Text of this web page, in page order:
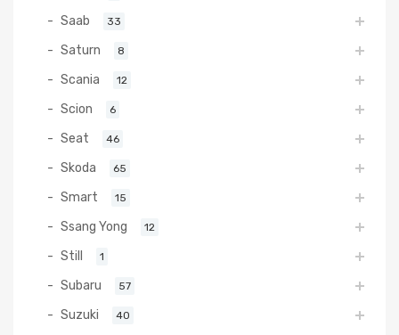
Saab 33
Saturn 8
Scania 12
Scion 6
Seat 46
Skoda 65
Smart 15
Ssang Yong 12
Still 1
Subaru 57
Suzuki 40